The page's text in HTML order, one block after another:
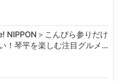
NIPPON＞こんぴら参りだけ
！琴平を楽しむ注目グルメ…